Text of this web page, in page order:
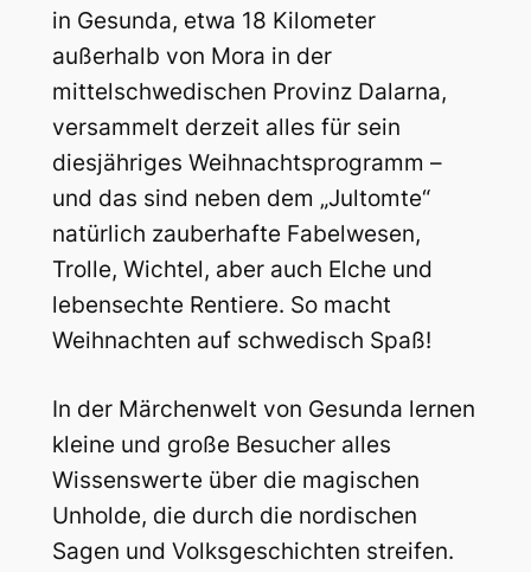
in Gesunda, etwa 18 Kilometer
außerhalb von Mora in der
mittelschwedischen Provinz Dalarna,
versammelt derzeit alles für sein
diesjähriges Weihnachtsprogramm –
und das sind neben dem „Jultomte“
natürlich zauberhafte Fabelwesen,
Trolle, Wichtel, aber auch Elche und
lebensechte Rentiere. So macht
Weihnachten auf schwedisch Spaß!
In der Märchenwelt von Gesunda lernen
kleine und große Besucher alles
Wissenswerte über die magischen
Unholde, die durch die nordischen
Sagen und Volksgeschichten streifen.